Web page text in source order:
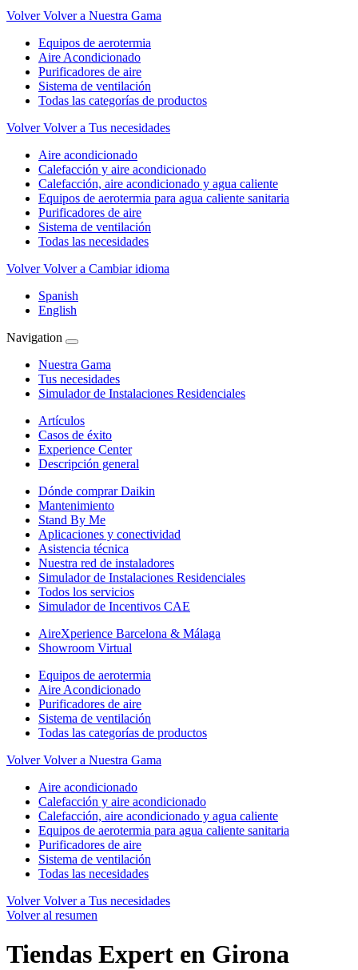
Volver Volver a Nuestra Gama
Equipos de aerotermia
Aire Acondicionado
Purificadores de aire
Sistema de ventilación
Todas las categorías de productos
Volver Volver a Tus necesidades
Aire acondicionado
Calefacción y aire acondicionado
Calefacción, aire acondicionado y agua caliente
Equipos de aerotermia para agua caliente sanitaria
Purificadores de aire
Sistema de ventilación
Todas las necesidades
Volver Volver a Cambiar idioma
Spanish
English
Navigation
Nuestra Gama
Tus necesidades
Simulador de Instalaciones Residenciales
Artículos
Casos de éxito
Experience Center
Descripción general
Dónde comprar Daikin
Mantenimiento
Stand By Me
Aplicaciones y conectividad
Asistencia técnica
Nuestra red de instaladores
Simulador de Instalaciones Residenciales
Todos los servicios
Simulador de Incentivos CAE
AireXperience Barcelona & Málaga
Showroom Virtual
Equipos de aerotermia
Aire Acondicionado
Purificadores de aire
Sistema de ventilación
Todas las categorías de productos
Volver Volver a Nuestra Gama
Aire acondicionado
Calefacción y aire acondicionado
Calefacción, aire acondicionado y agua caliente
Equipos de aerotermia para agua caliente sanitaria
Purificadores de aire
Sistema de ventilación
Todas las necesidades
Volver Volver a Tus necesidades
Volver al resumen
Tiendas Expert en Girona